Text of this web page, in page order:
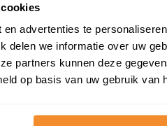
advertenties te
delen we informatie over uw
partners kunnen deze
op basis van uw gebruik van
Woonoppervlak
110 m2 108
61 m2 98 m2